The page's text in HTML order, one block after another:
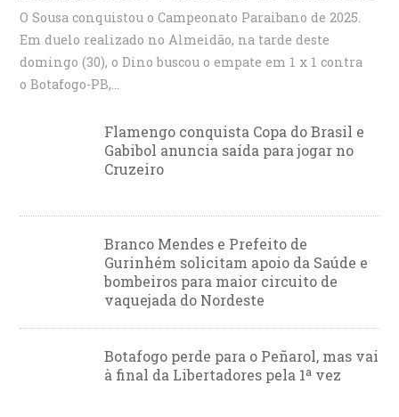
O Sousa conquistou o Campeonato Paraibano de 2025.
Em duelo realizado no Almeidão, na tarde deste
domingo (30), o Dino buscou o empate em 1 x 1 contra
o Botafogo-PB,...
Flamengo conquista Copa do Brasil e
Gabibol anuncia saída para jogar no
Cruzeiro
Branco Mendes e Prefeito de
Gurinhém solicitam apoio da Saúde e
bombeiros para maior circuito de
vaquejada do Nordeste
Botafogo perde para o Peñarol, mas vai
à final da Libertadores pela 1ª vez